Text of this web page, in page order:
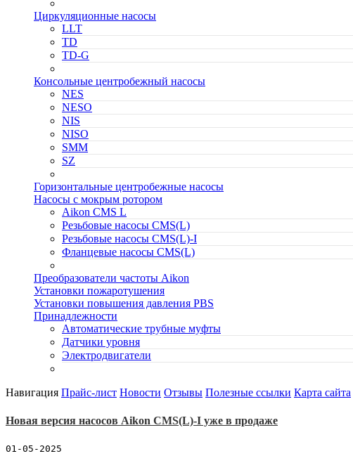
Циркуляционные насосы
LLT
TD
TD-G
Консольные центробежный насосы
NES
NESO
NIS
NISO
SMM
SZ
Горизонтальные центробежные насосы
Насосы с мокрым ротором
Aikon CMS L
Резьбовые насосы CMS(L)
Резьбовые насосы CMS(L)-I
Фланцевые насосы CMS(L)
Преобразователи частоты Aikon
Установки пожаротушения
Установки повышения давления PBS
Принадлежности
Автоматические трубные муфты
Датчики уровня
Электродвигатели
Навигация Прайс-лист Новости Отзывы Полезные ссылки Карта сайта
Новая версия насосов Aikon CMS(L)-I уже в продаже
01-05-2025